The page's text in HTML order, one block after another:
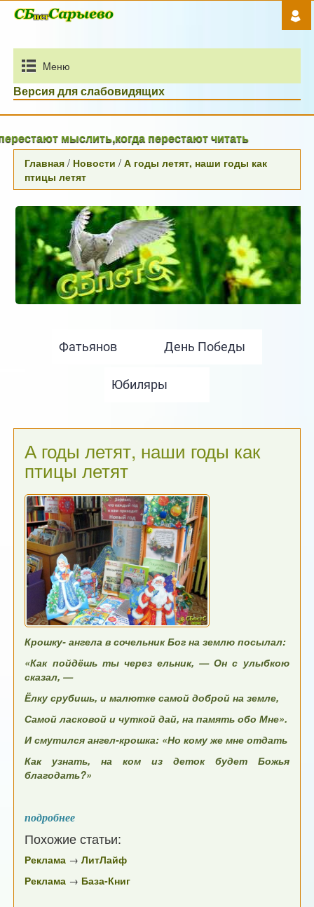
Mеню
Версия для слабовидящих
мыслить,когда перестают читать
Главная / Новости /А годы летят, наши годы как
птицы летят
А годы летят, наши годы как
птицы летят
Крошку- ангела в сочельник Бог на землю посылал:
«Как пойдёшь ты через ельник, — Он с улыбкою
сказал, —
Ёлку срубишь, и малютке самой доброй на земле,
Самой ласковой и чуткой дай, на память обо Мне».
И смутился ангел-крошка: «Но кому же мне отдать
Как узнать, на ком из деток будет Божья
благодать?»
подробнее
Похожие статьи:
Реклама →ЛитЛайф
Реклама → База-Книг